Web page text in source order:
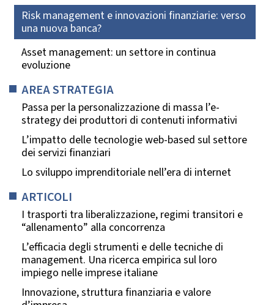
Risk management e innovazioni finanziarie: verso
una nuova banca?
Asset management: un settore in continua
evoluzione
AREA STRATEGIA
Passa per la personalizzazione di massa l’e-
strategy dei produttori di contenuti informativi
L’impatto delle tecnologie web-based sul settore
dei servizi finanziari
Lo sviluppo imprenditoriale nell’era di internet
ARTICOLI
I trasporti tra liberalizzazione, regimi transitori e
“allenamento” alla concorrenza
L’efficacia degli strumenti e delle tecniche di
management. Una ricerca empirica sul loro
impiego nelle imprese italiane
Innovazione, struttura finanziaria e valore